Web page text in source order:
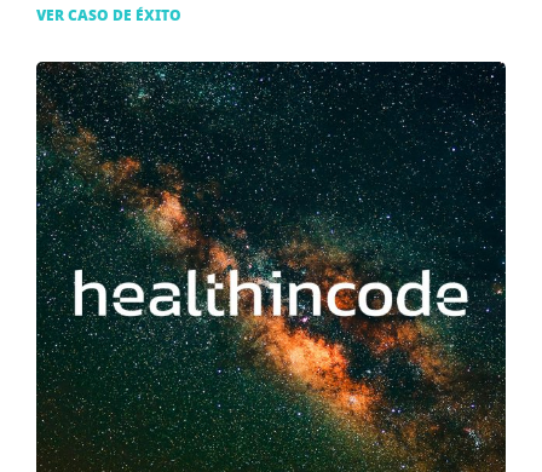
VER CASO DE ÉXITO